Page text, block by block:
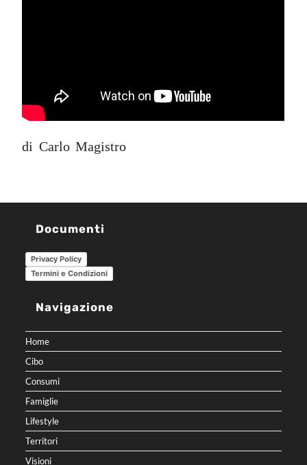
di Carlo Magistro
Documenti
Privacy Policy
Termini e Condizioni
Navigazione
Home
Cibo
Consumi
Famiglie
Lifestyle
Territori
Visioni